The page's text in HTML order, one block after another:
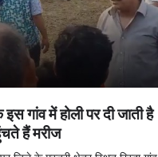
गांव में होली पर दी जाती है
हैं मरीज